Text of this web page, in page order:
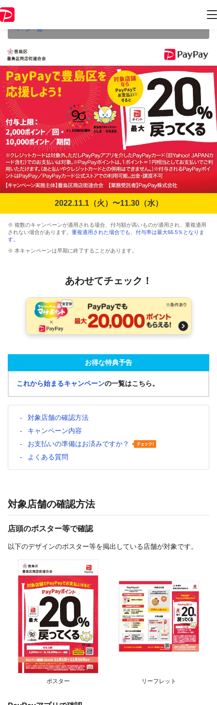
ジ内の情報はキャンペーン終了時点のものになります。
ペーン一覧
2022.11.1（火）〜11.30（水）
※ 複数のキャンペーンが適用される場合、付与額が高いものが適用され、重複適用
されない場合があります。 重複適用された場合でも、付与率は最大66.5％となりま
す。
※ 本キャンペーンは早期に終了することがあります。
あわせてチェック！
お得な特典予告
これから始まるキャンペーンの一覧はこちら。
対象店舗の確認方法
キャンペーン内容
お支払いの準備はお済みですか？
よくある質問
対象店舗の確認方法
店頭のポスター等で確認
以下のデザインのポスター等を掲出している店舗が対象です。
ポスター リーフレット